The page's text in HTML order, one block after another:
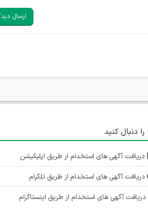
ارسال
را دنبال کنید
دریافت آگهی های استخدام از طریق اپلیکیشن
دریافت آگهی های استخدام از طریق تلگرام
دریافت آگهی های استخدام از طریق اینستاگرام